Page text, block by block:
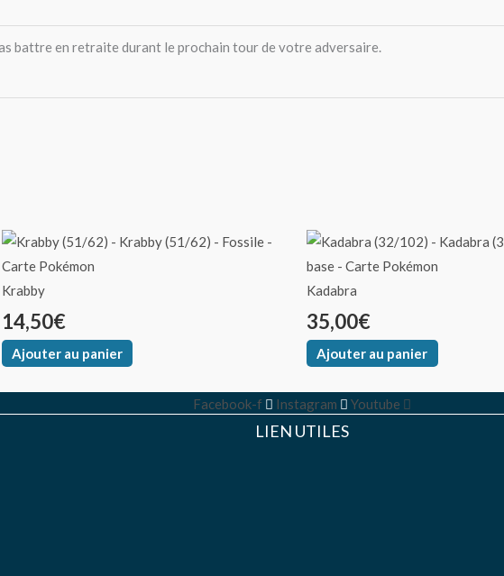
battre en retraite durant le prochain tour de votre adversaire.
Krabby
14,50€
Ajouter au panier
Kadabra
35,00€
Ajouter au panier
Facebook-f Instagram Youtube
LIEN UTILES